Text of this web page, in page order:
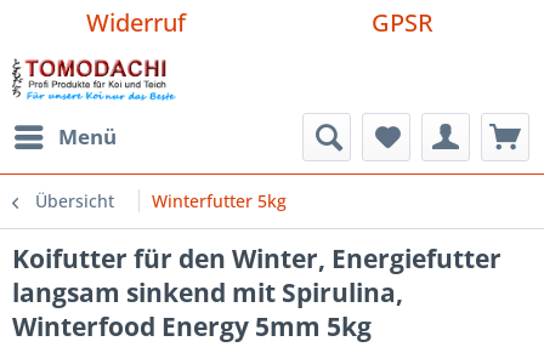
Widerruf GPSR
Menü
Übersicht Winterfutter 5kg
Koifutter für den Winter, Energiefutter
langsam sinkend mit Spirulina,
Winterfood Energy 5mm 5kg